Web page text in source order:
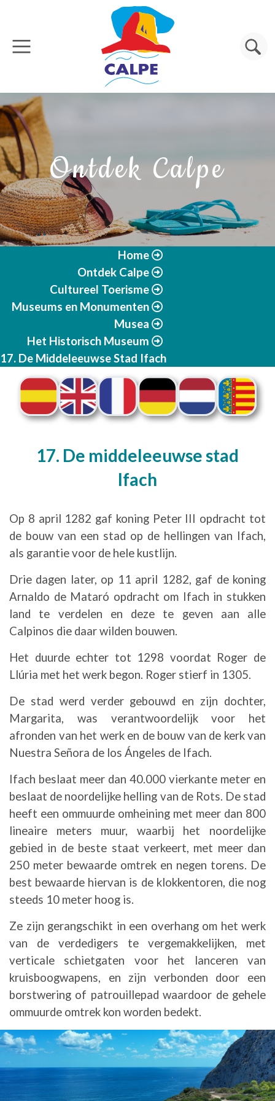
Overslaan en naar de inhoud gaan
Zoeken
Ontdek Calpe
Home
Ontdek Calpe
Cultureel Toerisme
Museums en Monumenten
Musea
Het Historisch Museum
17. De Middeleeuwse Stad Ifach
17. De middeleeuwse stad
Ifach
Op 8 april 1282 gaf koning Peter III opdracht tot
de bouw van een stad op de hellingen van Ifach,
als garantie voor de hele kustlijn.
Drie dagen later, op 11 april 1282, gaf de koning
Arnaldo de Mataró opdracht om Ifach in stukken
land te verdelen en deze te geven aan alle
Calpinos die daar wilden bouwen.
Het duurde echter tot 1298 voordat Roger de
Llúria met het werk begon. Roger stierf in 1305.
De stad werd verder gebouwd en zijn dochter,
Margarita, was verantwoordelijk voor het
afronden van het werk en de bouw van de kerk van
Nuestra Señora de los Ángeles de Ifach.
Ifach beslaat meer dan 40.000 vierkante meter en
beslaat de noordelijke helling van de Rots. De stad
heeft een ommuurde omheining met meer dan 800
lineaire meters muur, waarbij het noordelijke
gebied in de beste staat verkeert, met meer dan
250 meter bewaarde omtrek en negen torens. De
best bewaarde hiervan is de klokkentoren, die nog
steeds 10 meter hoog is.
Ze zijn gerangschikt in een overhang om het werk
van de verdedigers te vergemakkelijken, met
verticale schietgaten voor het lanceren van
kruisboogwapens, en zijn verbonden door een
borstwering of patrouillepad waardoor de gehele
ommuurde omtrek kon worden bedekt.